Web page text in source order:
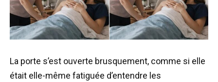
La porte s’est ouverte brusquement, comme si elle
était elle-même fatiguée d’entendre les